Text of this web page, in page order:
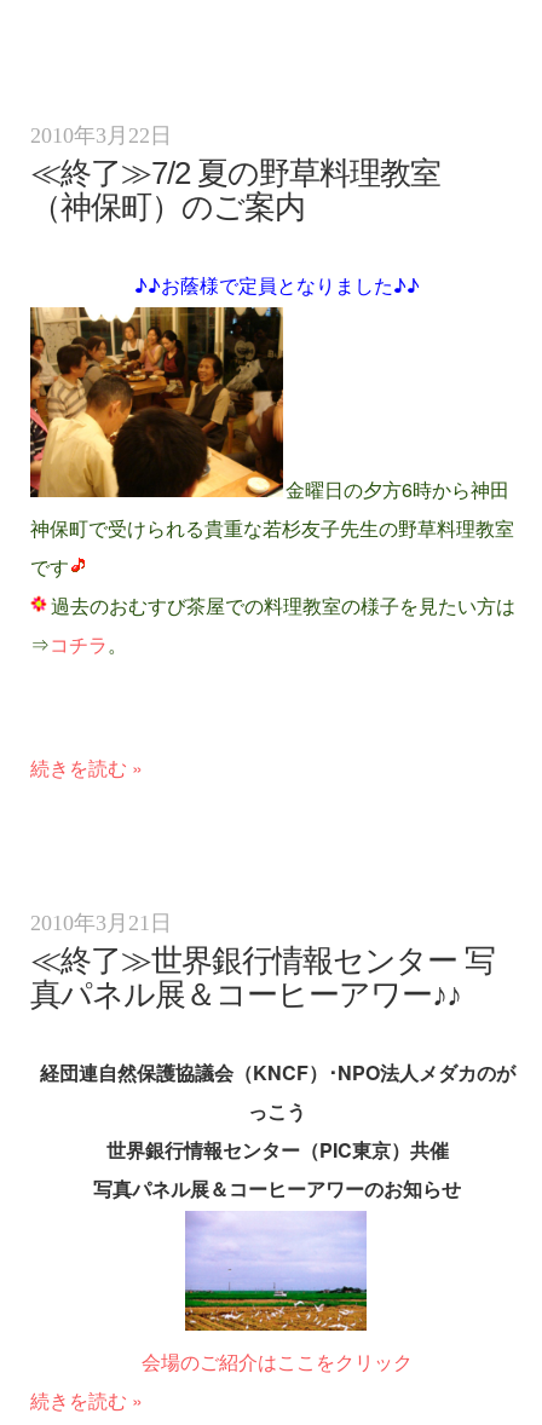
2010年3月22日
≪終了≫7/2 夏の野草料理教室
（神保町）のご案内
♪♪お蔭様で定員となりました♪♪
金曜日の夕方6時から神田
神保町で受けられる貴重な若杉友子先生の野草料理教室
です
過去のおむすび茶屋での料理教室の様子を見たい方は
⇒コチラ。
続きを読む »
2010年3月21日
≪終了≫世界銀行情報センター 写
真パネル展＆コーヒーアワー♪♪
経団連自然保護協議会（KNCF）･NPO法人メダカのが
っこう
世界銀行情報センター（PIC東京）共催
写真パネル展＆コーヒーアワーのお知らせ
会場のご紹介はここをクリック
続きを読む »